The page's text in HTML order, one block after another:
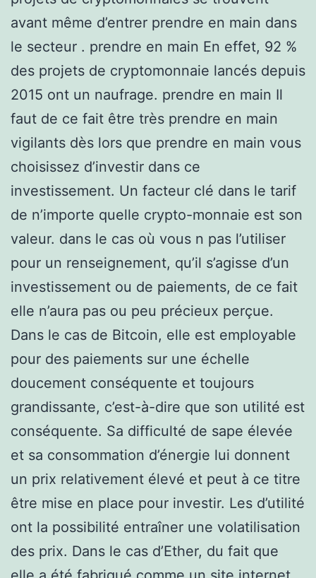
avant même d’entrer prendre en main dans
le secteur . prendre en main En effet, 92 %
des projets de cryptomonnaie lancés depuis
2015 ont un naufrage. prendre en main Il
faut de ce fait être très prendre en main
vigilants dès lors que prendre en main vous
choisissez d’investir dans ce
investissement. Un facteur clé dans le tarif
de n’importe quelle crypto-monnaie est son
valeur. dans le cas où vous n pas l’utiliser
pour un renseignement, qu’il s’agisse d’un
investissement ou de paiements, de ce fait
elle n’aura pas ou peu précieux perçue.
Dans le cas de Bitcoin, elle est employable
pour des paiements sur une échelle
doucement conséquente et toujours
grandissante, c’est-à-dire que son utilité est
conséquente. Sa difficulté de sape élevée
et sa consommation d’énergie lui donnent
un prix relativement élevé et peut à ce titre
être mise en place pour investir. Les d’utilité
ont la possibilité entraîner une volatilisation
des prix. Dans le cas d’Ether, du fait que